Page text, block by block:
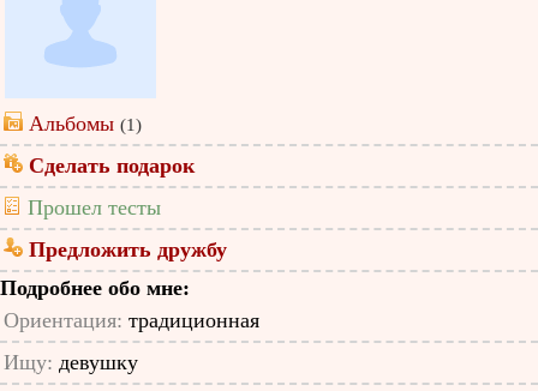
Альбомы (1)
Сделать подарок
Прошел тесты
Предложить дружбу
Подробнее обо мне:
Ориентация: традиционная
Ищу: девушку